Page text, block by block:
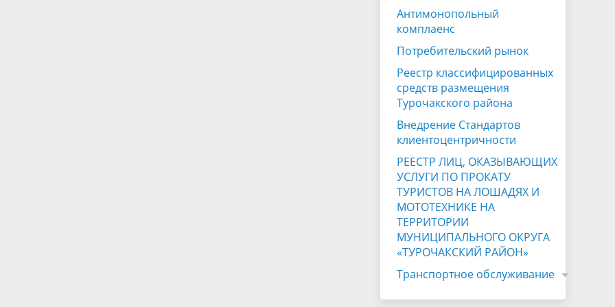
Антимонопольный
комплаенс
Потребительский рынок
Реестр классифицированных
средств размещения
Турочакского района
Внедрение Стандартов
клиентоцентричности
РЕЕСТР ЛИЦ, ОКАЗЫВАЮЩИХ
УСЛУГИ ПО ПРОКАТУ
ТУРИСТОВ НА ЛОШАДЯХ И
МОТОТЕХНИКЕ НА
ТЕРРИТОРИИ
МУНИЦИПАЛЬНОГО ОКРУГА
«ТУРОЧАКСКИЙ РАЙОН»
Транспортное обслуживание